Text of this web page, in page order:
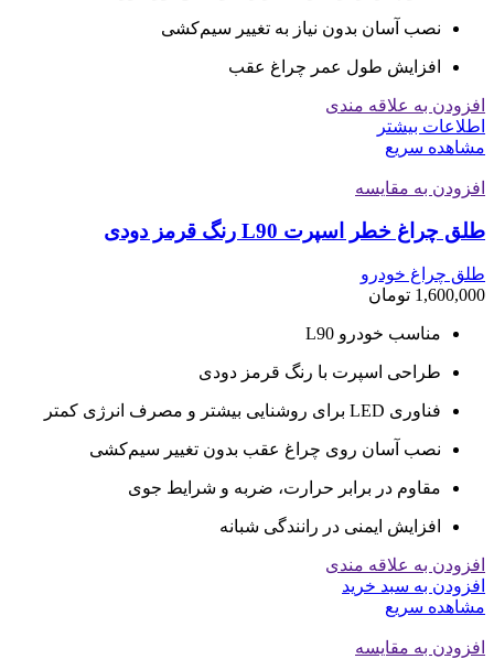
نصب آسان بدون نیاز به تغییر سیم‌کشی
افزایش طول عمر چراغ عقب
افزودن به علاقه مندی
اطلاعات بیشتر
مشاهده سریع
افزودن به مقایسه
طلق چراغ خطر اسپرت L90 رنگ قرمز دودی
طلق چراغ خودرو
1,600,000 تومان
مناسب خودرو L90
طراحی اسپرت با رنگ قرمز دودی
فناوری LED برای روشنایی بیشتر و مصرف انرژی کمتر
نصب آسان روی چراغ عقب بدون تغییر سیم‌کشی
مقاوم در برابر حرارت، ضربه و شرایط جوی
افزایش ایمنی در رانندگی شبانه
افزودن به علاقه مندی
افزودن به سبد خرید
مشاهده سریع
افزودن به مقایسه